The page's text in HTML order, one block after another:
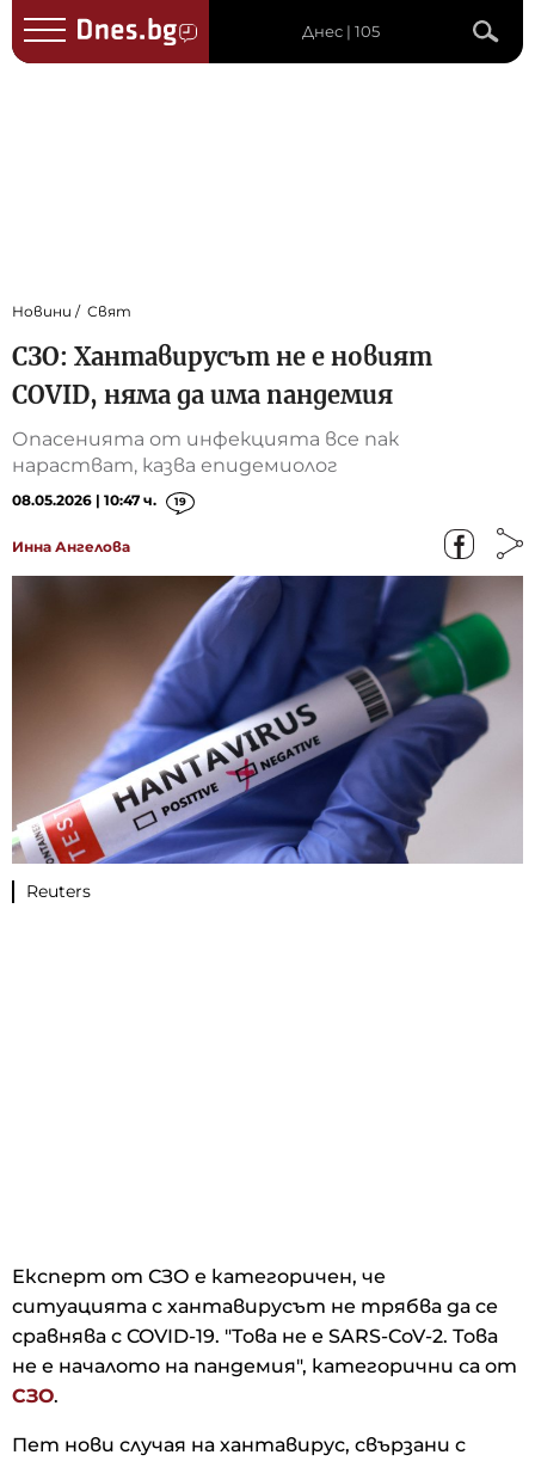
Днес | 105
Новини Свят
СЗО: Хантавирусът не е новият
COVID, няма да има пандемия
Опасенията от инфекцията все пак
нарастват, казва епидемиолог
08.05.2026 | 10:47 ч. 19
Инна Ангелова
Reuters
Експерт от СЗО е категоричен, че
ситуацията с хантавирусът не трябва да се
сравнява с COVID-19. "Това не е SARS-CoV-2. Това
не е началото на пандемия", категорични са от
СЗО.
Пет нови случая на хантавирус, свързани с